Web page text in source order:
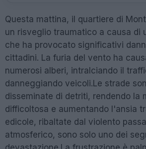
Questa mattina, il quartiere di
un risveglio traumatico a causa di
che ha provocato significativi
cittadini. La furia del vento ha
numerosi alberi, intralciando il
danneggiando veicoli.Le strade
disseminate di detriti, rendendo la
difficoltosa e aumentando l'ansia
edicole, ribaltate dal violento
atmosferico, sono solo uno dei